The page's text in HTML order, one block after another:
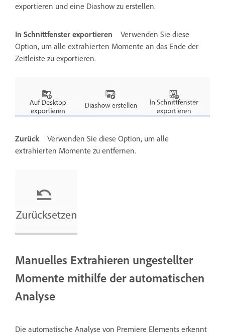
exportieren und eine Diashow zu erstellen.
In Schnittfenster exportieren
Verwenden Sie diese
Option, um alle extrahierten Momente an das Ende der
Zeitleiste zu exportieren.
Zurück
Verwenden Sie diese Option, um alle
extrahierten Momente zu entfernen.
Manuelles Extrahieren ungestellter
Momente mithilfe der automatischen
Analyse
Die automatische Analyse von Premiere Elements erkennt